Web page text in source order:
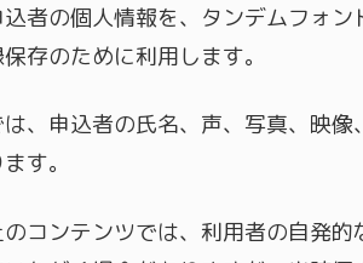
者の個人情報を、タンデムフォ
存のために利用します。
、申込者の氏名、声、写真、映
す。
コンテンツでは、利用者の自発